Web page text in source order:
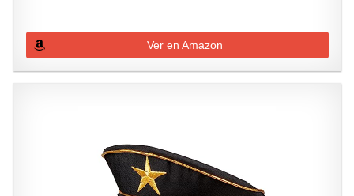
Ver en Amazon